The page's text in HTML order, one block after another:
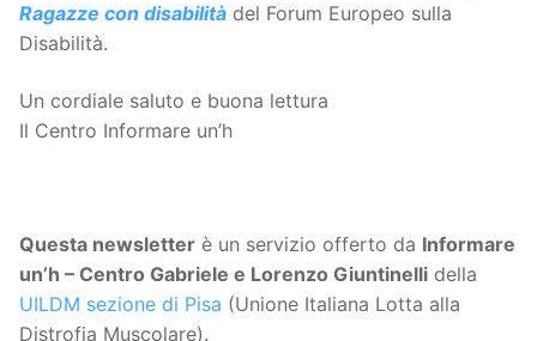
Ragazze con disabilità del Forum Europeo sulla
Disabilità.
Un cordiale saluto e buona lettura
Il Centro Informare un’h
Questa newsletter è un servizio offerto da Informare
un’h – Centro Gabriele e Lorenzo Giuntinelli della
UILDM sezione di Pisa (Unione Italiana Lotta alla
Distrofia Muscolare).